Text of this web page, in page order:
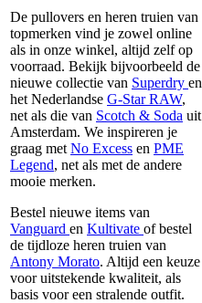
De pullovers en heren truien van
topmerken vind je zowel online
als in onze winkel, altijd zelf op
voorraad. Bekijk bijvoorbeeld de
nieuwe collectie van Superdry en
het Nederlandse G-Star RAW,
net als die van Scotch & Soda uit
Amsterdam. We inspireren je
graag met No Excess en PME
Legend, net als met de andere
mooie merken.
Bestel nieuwe items van
Vanguard en Kultivate of bestel
de tijdloze heren truien van
Antony Morato. Altijd een keuze
voor uitstekende kwaliteit, als
basis voor een stralende outfit.